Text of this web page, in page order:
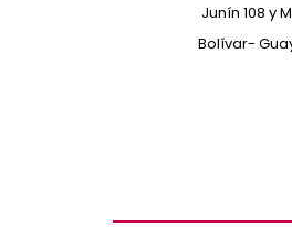
Junín 108 y
Bolívar-